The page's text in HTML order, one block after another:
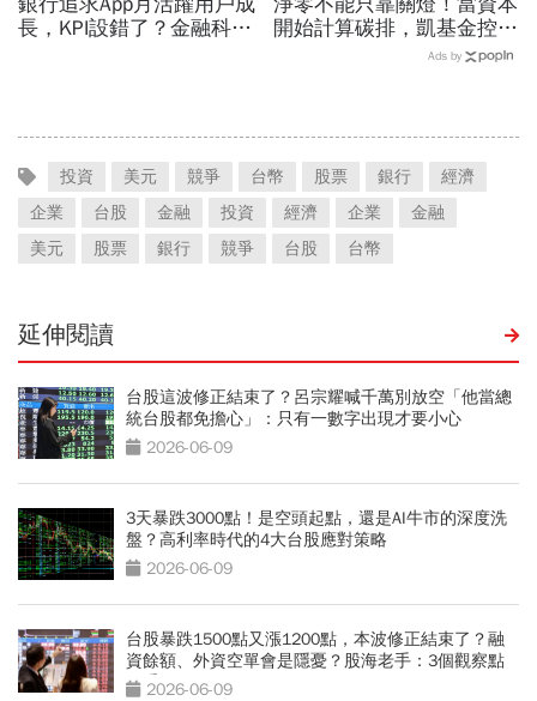
長，KPI設錯了？金融科技
開始計算碳排，凱基金控如
何用金融影響力改變產業
Ads by
投資 美元 競爭 台幣 股票 銀行
經濟
企業
台股 金融 投資 經濟 企業
金融
美元
股票 銀行 競爭 台股 台幣
延伸閱讀
台股這波修正結束了？呂宗耀喊千萬別放空「他當總
統台股都免擔心」：只有一數字出現才要小心
2026-06-09
3天暴跌3000點！是空頭起點，還是AI牛市的深度洗
盤？高利率時代的4大台股應對策略
2026-06-09
台股暴跌1500點又漲1200點，本波修正結束了？融
資餘額、外資空單會是隱憂？股海老手：3個觀察點
更重要
2026-06-09